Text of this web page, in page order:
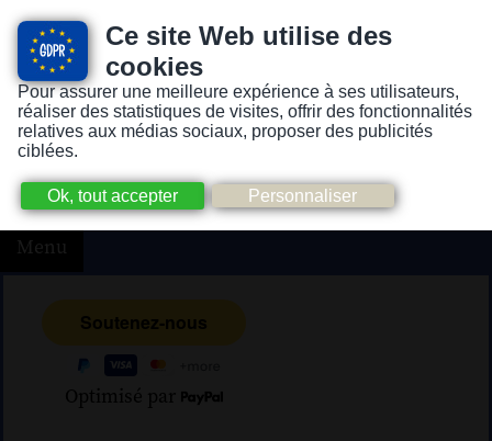
Ce site Web utilise des
cookies
Pour assurer une meilleure expérience à ses utilisateurs,
réaliser des statistiques de visites, offrir des fonctionnalités
relatives aux médias sociaux, proposer des publicités
ciblées.
Version pour personnes mal-voyantes ou non-voyantes
Menu
Optimisé par